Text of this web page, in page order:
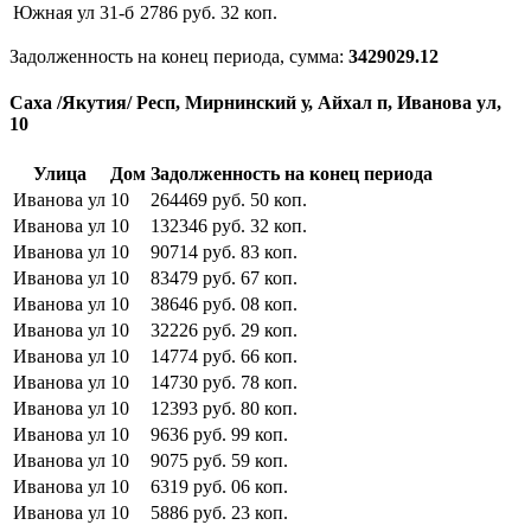
Южная ул 31-б 2786 руб. 32 коп.
Задолженность на конец периода, сумма: 3429029.12
Саха /Якутия/ Респ, Мирнинский у, Айхал п, Иванова ул,
10
Улица Дом Задолженность на конец периода
Иванова ул 10 264469 руб. 50 коп.
Иванова ул 10 132346 руб. 32 коп.
Иванова ул 10 90714 руб. 83 коп.
Иванова ул 10 83479 руб. 67 коп.
Иванова ул 10 38646 руб. 08 коп.
Иванова ул 10 32226 руб. 29 коп.
Иванова ул 10 14774 руб. 66 коп.
Иванова ул 10 14730 руб. 78 коп.
Иванова ул 10 12393 руб. 80 коп.
Иванова ул 10 9636 руб. 99 коп.
Иванова ул 10 9075 руб. 59 коп.
Иванова ул 10 6319 руб. 06 коп.
Иванова ул 10 5886 руб. 23 коп.